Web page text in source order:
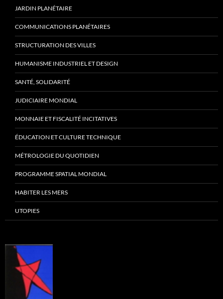
JARDIN PLANÉTAIRE
COMMUNICATIONS PLANÉTAIRES
STRUCTURATION DES VILLES
HUMANISME INDUSTRIEL ET DESIGN
SANTÉ, SOLIDARITÉ
JUDICIAIRE MONDIAL
MONNAIE ET FISCALITÉ INCITATIVES
ÉDUCATION ET CULTURE TECHNIQUE
MÉTROLOGIE DU QUOTIDIEN
PROGRAMME SPATIAL MONDIAL
HABITER LES MERS
UTOPIES